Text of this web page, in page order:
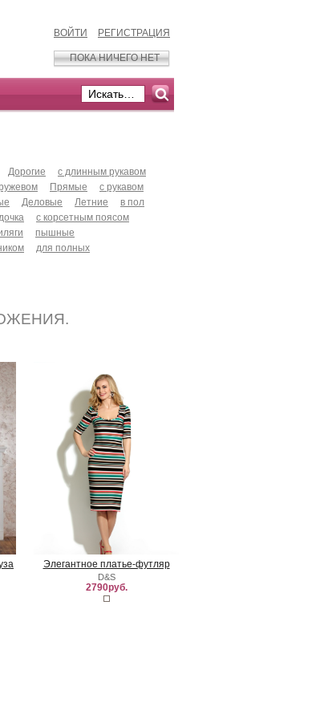
ВОЙТИ РЕГИСТРАЦИЯ
ПОКА НИЧЕГО НЕТ
Дорогие
с длинным рукавом
Прямые
с рукавом
Деловые Летние
в пол
с корсетным поясом
пышные
для полных
Элегантное платье-футляр
D&S
2790руб.